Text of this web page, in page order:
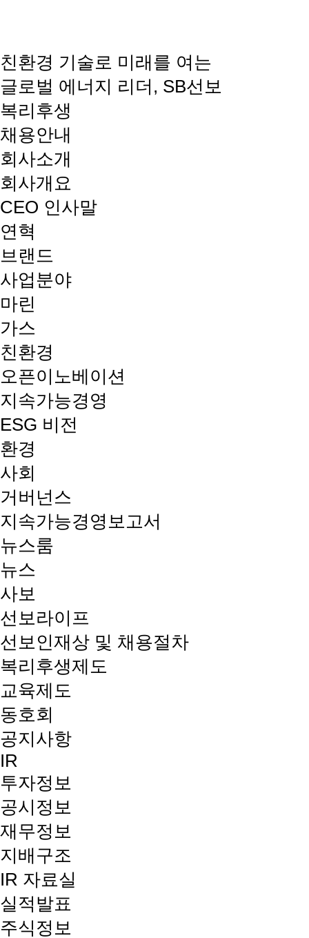
친환경 기술로 미래를 여는
글로벌 에너지 리더, SB선보
복리후생
채용안내
회사소개
회사개요
CEO 인사말
연혁
브랜드
사업분야
마린
가스
친환경
오픈이노베이션
지속가능경영
ESG 비전
환경
사회
거버넌스
지속가능경영보고서
뉴스룸
뉴스
사보
선보라이프
선보인재상 및 채용절차
복리후생제도
교육제도
동호회
공지사항
IR
투자정보
공시정보
재무정보
지배구조
IR 자료실
실적발표
주식정보